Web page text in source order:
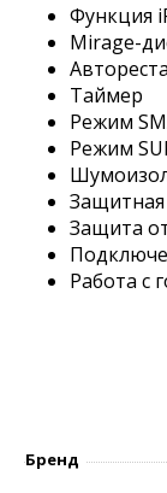
Функция
Mirage-
Таймер
Режим
Режим
Защитная
Защита
Работа с
Бренд